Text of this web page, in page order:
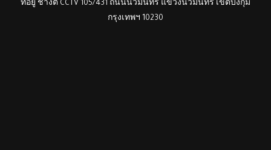
ที่อยู่ ช่างตี๋ CCTV 105/431 ถนนนวมินทร์ แขวงนวมินทร์ เขตบึงกุ่ม
กรุงเทพฯ 10230